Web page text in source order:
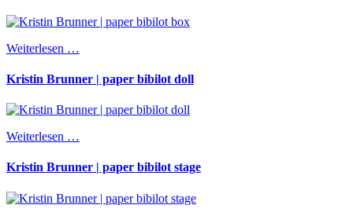
Weiterlesen …
Kristin Brunner | paper bibilot doll
Weiterlesen …
Kristin Brunner | paper bibilot stage